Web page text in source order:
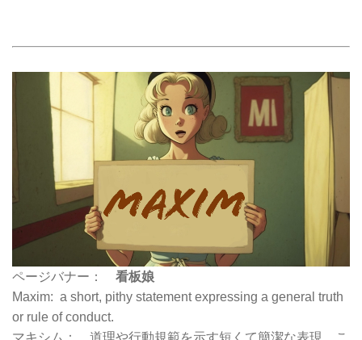
ページバナー： 看板娘
Maxim: a short, pithy statement expressing a general truth
or rule of conduct.